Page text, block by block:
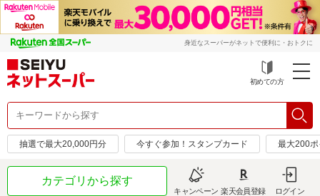
身近なスーパーがネットで便利に・おトクに
初めての方
抽選で最大20,000円分 今すぐ参加！スタンプカード 最大200
カテゴリから探す
キャンペーン 楽天会員登録 ログイン